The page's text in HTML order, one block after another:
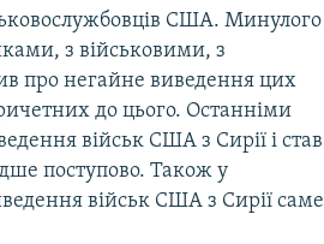
США. Минулого
з військовими, з
про негайне виведення цих
до цього. Останніми
військ США з Сирії і став
поступово. Також у
військ США з Сирії саме